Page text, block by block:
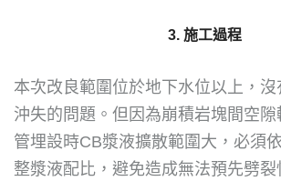
3. 施工過程
本次改良範圍位於地下水位以上，沒
沖失的問題。但因為崩積岩塊間空
管埋設時CB漿液擴散範圍大，必須
整漿液配比，避免造成無法預先劈裂